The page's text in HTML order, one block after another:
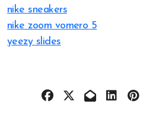
nike sneakers
nike zoom vomero 5
yeezy slides